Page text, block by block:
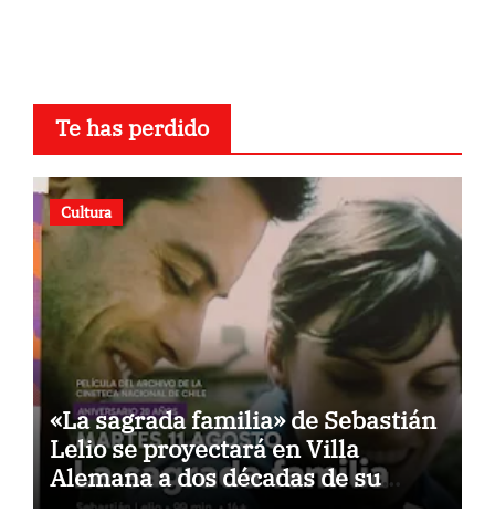
Te has perdido
Cultura
«La sagrada familia» de Sebastián
Lelio se proyectará en Villa
Alemana a dos décadas de su
estreno